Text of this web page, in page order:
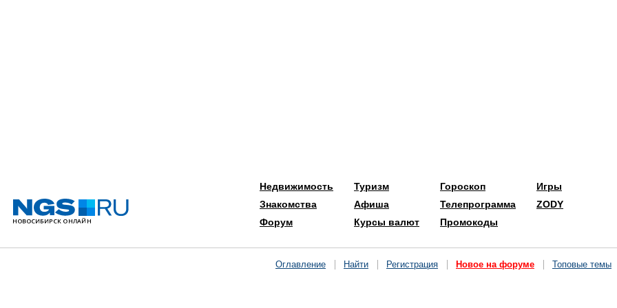
Недвижимость
Знакомства
Форум
Туризм
Афиша
Курсы валют
Гороскоп
Телепрограмма
Промокоды
Игры
ZODY
Оглавление Найти Регистрация Новое на форуме Топовые темы